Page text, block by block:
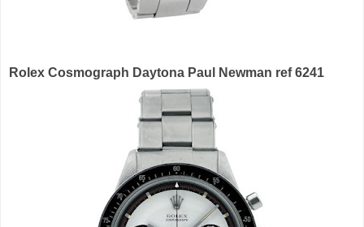
Rolex Cosmograph Daytona Paul Newman ref 6241